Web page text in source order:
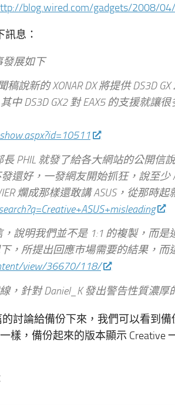
blog.wired.com/gadgets/2008/
息：
發展如下
稿說新的 XONAR DX 將提供 DS3D
DS3D GX2 對 EAX5 的支援就讓
PHIL 就發了給各大網站的公開信
還好，一發網友開始抓狂，說至少
爛成那樣還敢講 ASUS，從那時
說明我們並不是 1:1 的複製，而是
下，所提出回應市場需要的結果，
view/36670/118/
線，針對 Daniel_K 發出警告性質濃
討論給備份下來，我們可以看到
樣，備份起來的版本顯示 Creative